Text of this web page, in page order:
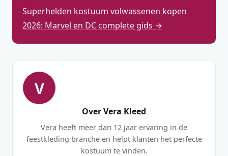
Superhelden kostuum volwassenen kopen
2026: Marvel en DC complete gids →
V
Over Vera Kleed
Vera heeft meer dan 12 jaar ervaring in de
feestkleding branche en helpt klanten het perfecte
kostuum te vinden.